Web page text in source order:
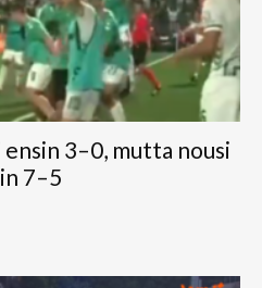
3–0, mutta nousi
7–5